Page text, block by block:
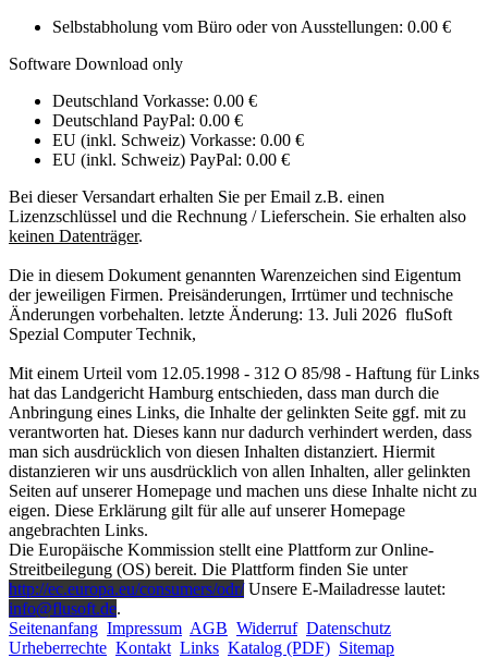
Selbstabholung vom Büro oder von Ausstellungen: 0.00 €
Software Download only
Deutschland Vorkasse: 0.00 €
Deutschland PayPal: 0.00 €
EU (inkl. Schweiz) Vorkasse: 0.00 €
EU (inkl. Schweiz) PayPal: 0.00 €
Bei dieser Versandart erhalten Sie per Email z.B. einen
Lizenzschlüssel und die Rechnung / Lieferschein. Sie erhalten also
keinen Datenträger.
Die in diesem Dokument genannten Warenzeichen sind Eigentum
der jeweiligen Firmen. Preisänderungen, Irrtümer und technische
Änderungen vorbehalten. letzte Änderung: 13. Juli 2026 fluSoft
Spezial Computer Technik,
Mit einem Urteil vom 12.05.1998 - 312 O 85/98 - Haftung für Links
hat das Landgericht Hamburg entschieden, dass man durch die
Anbringung eines Links, die Inhalte der gelinkten Seite ggf. mit zu
verantworten hat. Dieses kann nur dadurch verhindert werden, dass
man sich ausdrücklich von diesen Inhalten distanziert. Hiermit
distanzieren wir uns ausdrücklich von allen Inhalten, aller gelinkten
Seiten auf unserer Homepage und machen uns diese Inhalte nicht zu
eigen. Diese Erklärung gilt für alle auf unserer Homepage
angebrachten Links.
Die Europäische Kommission stellt eine Plattform zur Online-
Streitbeilegung (OS) bereit. Die Plattform finden Sie unter
http://ec.europa.eu/consumers/odr/Unsere E-Mailadresse lautet:
info@flusoft.de.
Seitenanfang Impressum AGB Widerruf Datenschutz
Urheberrechte Kontakt Links Katalog (PDF) Sitemap